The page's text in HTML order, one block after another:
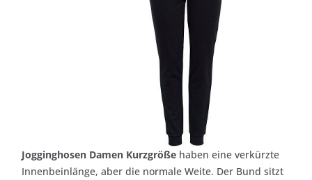
Jogginghosen Damen Kurzgröße haben eine verkürzte
Innenbeinlänge, aber die normale Weite. Der Bund sitzt